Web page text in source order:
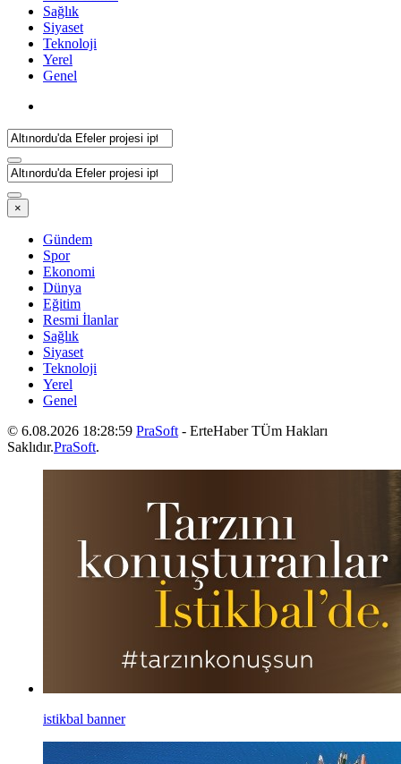
Sağlık
Siyaset
Teknoloji
Yerel
Genel
×
Gündem
Spor
Ekonomi
Dünya
Eğitim
Resmi İlanlar
Sağlık
Siyaset
Teknoloji
Yerel
Genel
© 6.08.2026 18:28:59 PraSoft - ErteHaber TÜm Hakları
Saklıdır.PraSoft.
istikbal banner